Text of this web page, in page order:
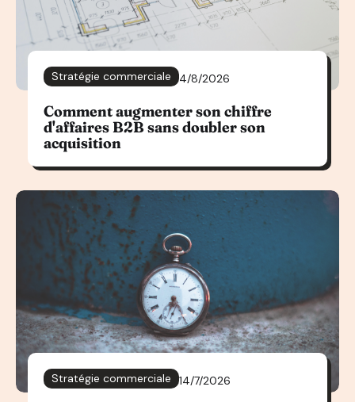
Stratégie commerciale 4/8/2026
Comment augmenter son chiffre
d'affaires B2B sans doubler son
acquisition
Stratégie commerciale 14/7/2026